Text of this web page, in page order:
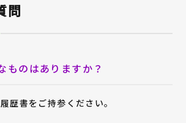
問
ものはありますか？
歴書をご持参ください。